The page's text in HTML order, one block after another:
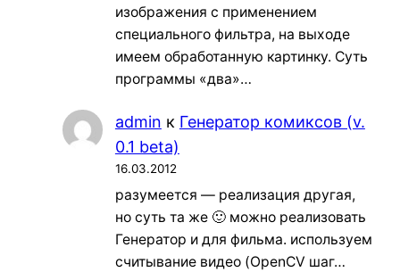
изображения с применением
специального фильтра, на выходе
имеем обработанную картинку. Суть
программы «два»…
admin к Генератор комиксов (v.
0.1 beta)
16.03.2012
разумеется — реализация другая,
но суть та же 🙂 можно реализовать
Генератор и для фильма. используем
считывание видео (OpenCV шаг…